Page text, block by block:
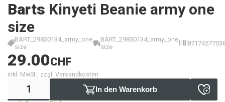
Barts Kinyeti Beanie army one
size
BART_29830134_army_one
size
BART_29830134_army_one
size
29.00CHF
inkl. MwSt., zzgl. Versandkosten
In den Warenkorb